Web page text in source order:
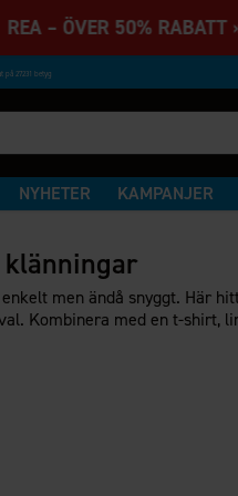
– ÖVER 50%
på 27231 betyg
NYHETER KAMPANJER
men ändå snyggt. Här
Kombinera med en t-shirt,